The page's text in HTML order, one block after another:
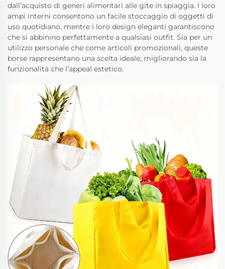
dall’acquisto di generi alimentari alle gite in spiaggia. I loro
ampi interni consentono un facile stoccaggio di oggetti di
uso quotidiano, mentre i loro design eleganti garantiscono
che si abbinino perfettamente a qualsiasi outfit. Sia per un
utilizzo personale che come articoli promozionali, queste
borse rappresentano una scelta ideale, migliorando sia la
funzionalità che l’appeal estetico.